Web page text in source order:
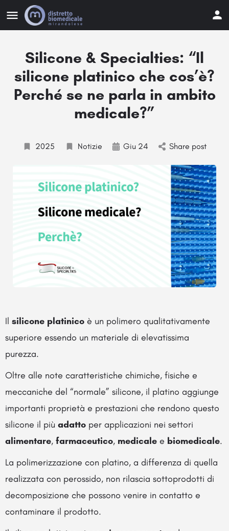
Silicone & Specialties: “Il
silicone platinico che cos’è?
Perché se ne parla in ambito
medicale?”
2025 Notizie Giu 24 Share post
Il silicone platinico è un polimero qualitativamente
superiore essendo un materiale di elevatissima
purezza.
Oltre alle note caratteristiche chimiche, fisiche e
meccaniche del “normale” silicone, il platino aggiunge
importanti proprietà e prestazioni che rendono questo
silicone il più adatto per applicazioni nei settori
alimentare, farmaceutico, medicale e biomedicale.
La polimerizzazione con platino, a differenza di quella
realizzata con perossido, non rilascia sottoprodotti di
decomposizione che possono venire in contatto e
contaminare il prodotto.